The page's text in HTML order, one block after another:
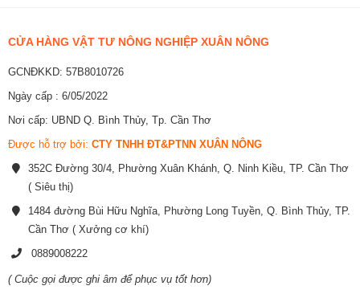
CỬA HÀNG VẬT TƯ NÔNG NGHIỆP XUÂN NÔNG
GCNĐKKD: 57B8010726
Ngày cấp : 6/05/2022
Nơi cấp: UBND Q. Bình Thủy, Tp. Cần Thơ
Được hỗ trợ bởi: CTY TNHH ĐT&PTNN XUÂN NÔNG
352C Đường 30/4, Phường Xuân Khánh, Q. Ninh Kiều, TP. Cần Thơ
( Siêu thị)
1484 đường Bùi Hữu Nghĩa, Phường Long Tuyền, Q. Bình Thủy, TP.
Cần Thơ ( Xưởng cơ khí)
0889008222
( Cuộc gọi được ghi âm để phục vụ tốt hơn)